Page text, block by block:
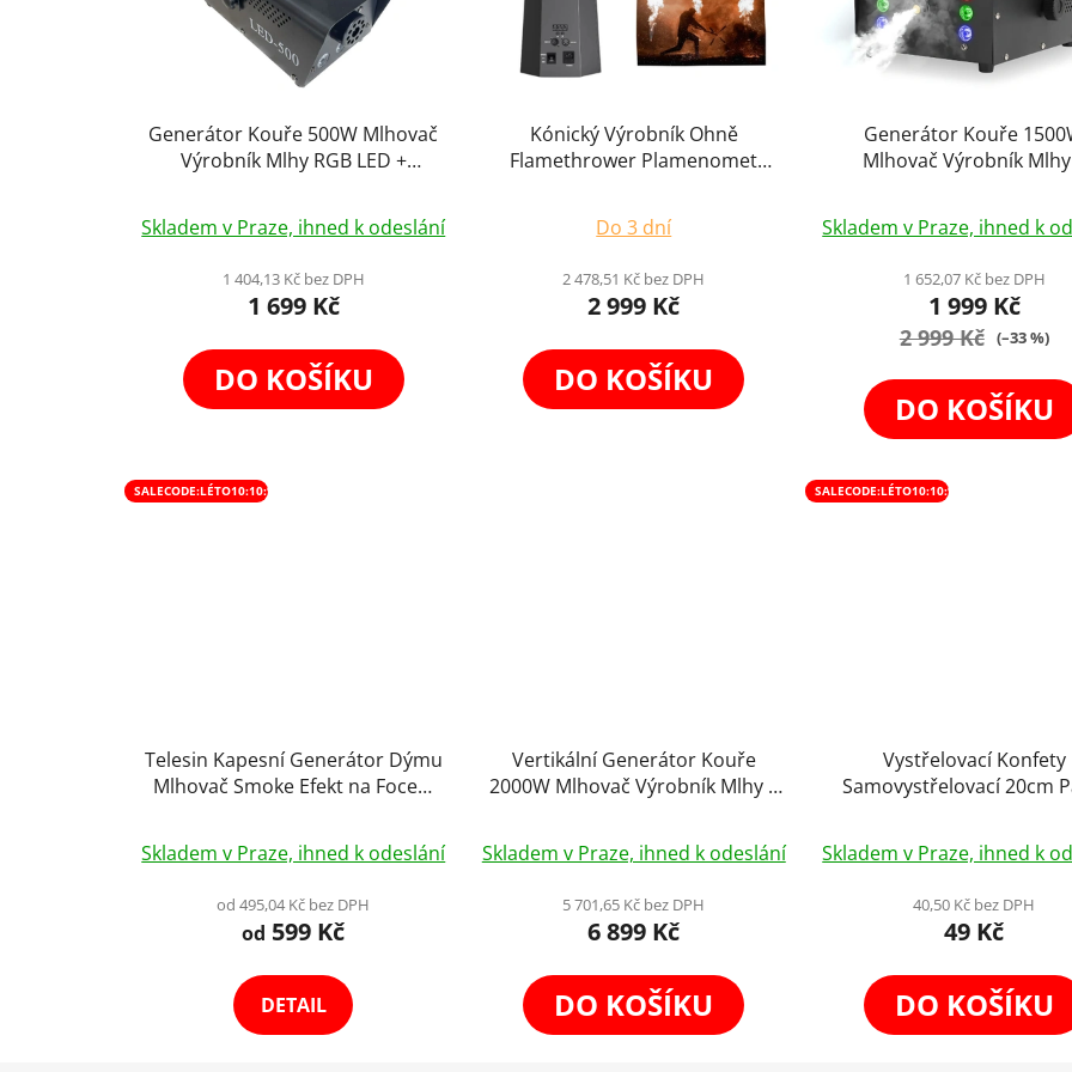
Generátor Kouře 500W Mlhovač
Výrobník Mlhy RGB LED +
hodnocení
produktu
je
z
Skladem v Praze, ihned k odeslání
1 404,13 Kč bez DPH
1 699 Kč
DO KOŠÍKU
Kónický Výrobník Ohně
Flamethrower Plamenomet
Spray Machine DJ Party DMX512
+ Možnost Náplně
Do 3 dní
2 478,51 Kč bez DPH
2 999 Kč
DO KOŠÍKU
Generátor Kouře
Mlhovač Výrobník
hodnocení
produktu
je
4,9
5
hvězdiček.
Skladem v Praze, ihned k
1 652,07 Kč bez DPH
1 999 Kč
2 999 Kč (–33 %)
DO KOŠÍKU
SALECODE:LÉTO10:10:%
Telesin Kapesní Generátor Dýmu
Mlhovač Smoke Efekt na Focení
Skladem v Praze, ihned k odeslání
od 495,04 Kč bez DPH
od 599 Kč
DETAIL
Vertikální Generátor Kouře
2000W Mlhovač Výrobník Mlhy s
Ovládání a DMX
Skladem v Praze, ihned k odeslání
5 701,65 Kč bez DPH
6 899 Kč
DO KOŠÍKU
SALECODE:LÉTO10:10:%
Vystřelovací Konfety
Samovystřelovací 20cm
Event
Skladem v Praze, ihned k
40,50 Kč bez DPH
49 Kč
DO KOŠÍKU